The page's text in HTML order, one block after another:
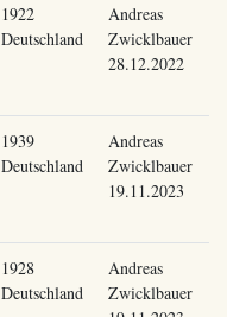
1922
Deutschland
Andreas
Zwicklbauer
28.12.2022
1939
Deutschland
Andreas
Zwicklbauer
19.11.2023
1928
Deutschland
Andreas
Zwicklbauer